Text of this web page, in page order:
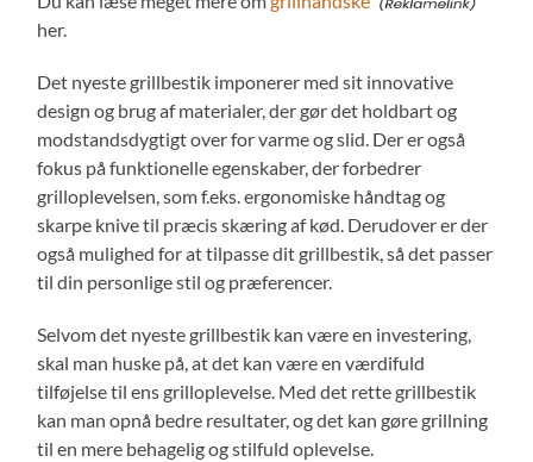
her.
Det nyeste grillbestik imponerer med sit innovative
design og brug af materialer, der gør det holdbart og
modstandsdygtigt over for varme og slid. Der er også
fokus på funktionelle egenskaber, der forbedrer
grilloplevelsen, som f.eks. ergonomiske håndtag og
skarpe knive til præcis skæring af kød. Derudover er der
også mulighed for at tilpasse dit grillbestik, så det passer
til din personlige stil og præferencer.
Selvom det nyeste grillbestik kan være en investering,
skal man huske på, at det kan være en værdifuld
tilføjelse til ens grilloplevelse. Med det rette grillbestik
kan man opnå bedre resultater, og det kan gøre grillning
til en mere behagelig og stilfuld oplevelse.